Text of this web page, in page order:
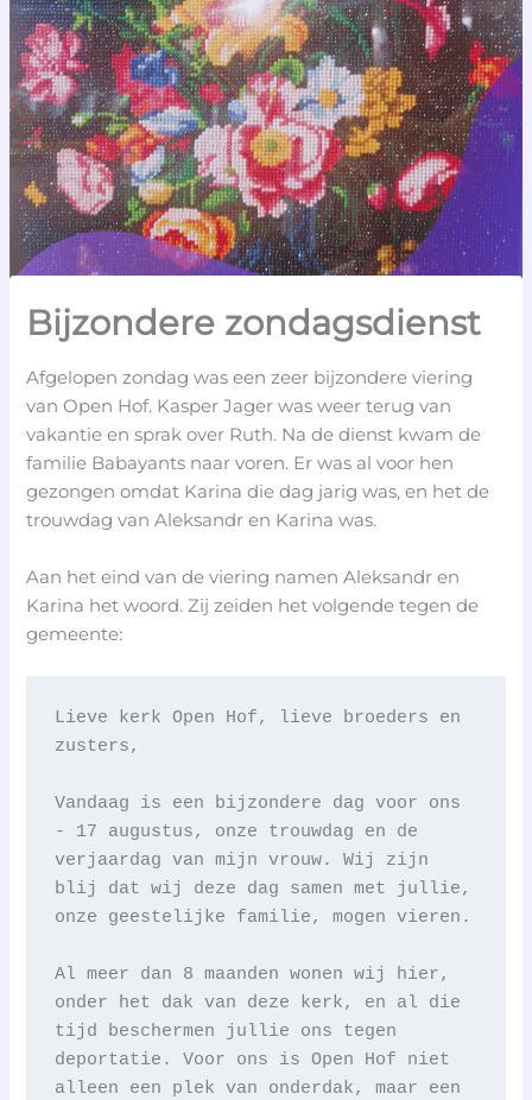
Bijzondere zondagsdienst
Afgelopen zondag was een zeer bijzondere viering
van Open Hof. Kasper Jager was weer terug van
vakantie en sprak over Ruth. Na de dienst kwam de
familie Babayants naar voren. Er was al voor hen
gezongen omdat Karina die dag jarig was, en het de
trouwdag van Aleksandr en Karina was.
Aan het eind van de viering namen Aleksandr en
Karina het woord. Zij zeiden het volgende tegen de
gemeente:
Lieve kerk Open Hof, lieve broeders en
zusters,
Vandaag is een bijzondere dag voor ons
- 17 augustus, onze trouwdag en de
verjaardag van mijn vrouw. Wij zijn
blij dat wij deze dag samen met jullie,
onze geestelijke familie, mogen vieren.
Al meer dan 8 maanden wonen wij hier,
onder het dak van deze kerk, en al die
tijd beschermen jullie ons tegen
deportatie. Voor ons is Open Hof niet
alleen een plek van onderdak, maar een